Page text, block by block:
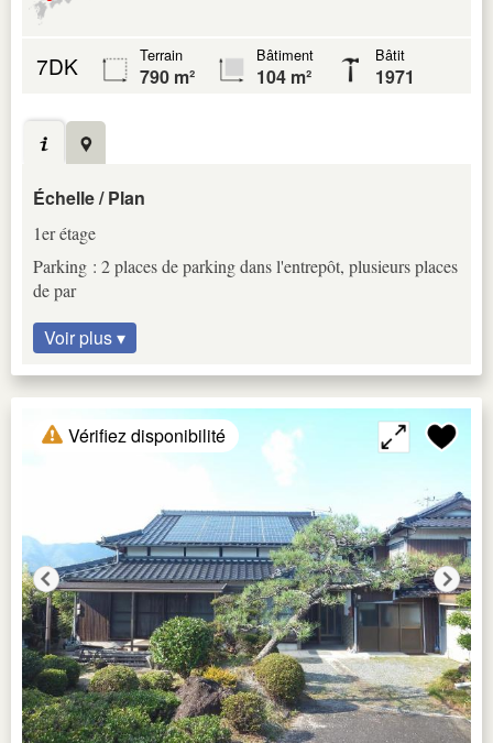
7DK Terrain
790 m²
Bâtiment
104 m²
Bâtit
1971
Échelle / Plan
1er étage
Parking : 2 places de parking dans l'entrepôt, plusieurs places
de par
Voir plus ▾
Vérifiez disponibilité